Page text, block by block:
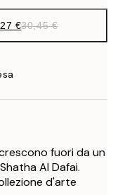
€30,45 €
fuori da un
Al Dafai.
d'arte